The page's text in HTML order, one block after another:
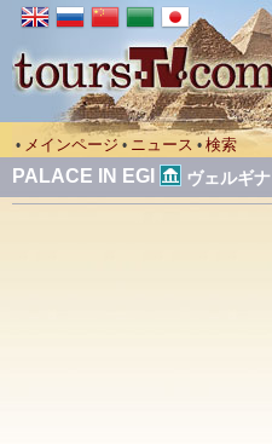
• メインページ • ニュース • 検索
PALACE IN EGI ヴェルギナ